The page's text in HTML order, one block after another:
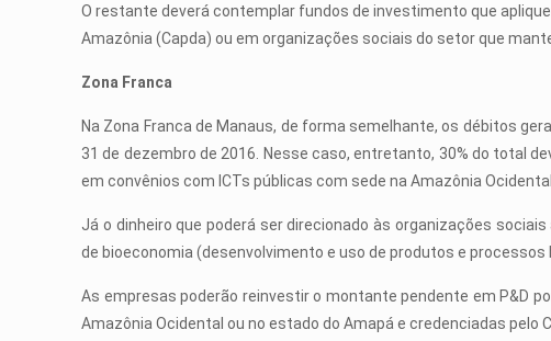
O restante deverá contemplar fundos de investimento que
Amazônia (Capda) ou em organizações sociais do setor que
Zona Franca
Na Zona Franca de Manaus, de forma semelhante, os débitos
31 de dezembro de 2016. Nesse caso, entretanto, 30% do total
em convênios com ICTs públicas com sede na Amazônia
Já o dinheiro que poderá ser direcionado às organizações
de bioeconomia (desenvolvimento e uso de produtos e
As empresas poderão reinvestir o montante pendente em P&D
Amazônia Ocidental ou no estado do Amapá e credenciadas pelo